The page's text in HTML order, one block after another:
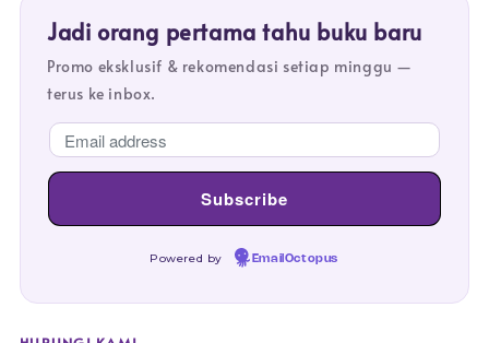
Jadi orang pertama tahu buku baru
Promo eksklusif & rekomendasi setiap minggu —
terus ke inbox.
Powered by EmailOctopus